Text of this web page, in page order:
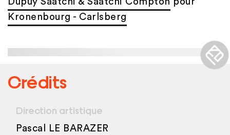
Dupuy Saatchi & Saatchi Compton pour
Kronenbourg - Carlsberg
Crédits
Direction artistique
Pascal LE BARAZER